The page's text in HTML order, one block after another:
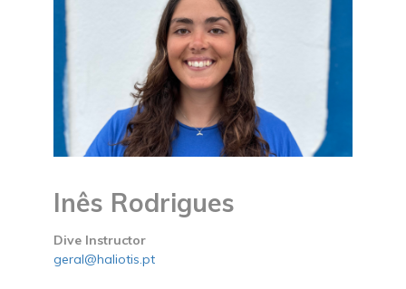
Inês Rodrigues
Dive Instructor
geral@haliotis.pt